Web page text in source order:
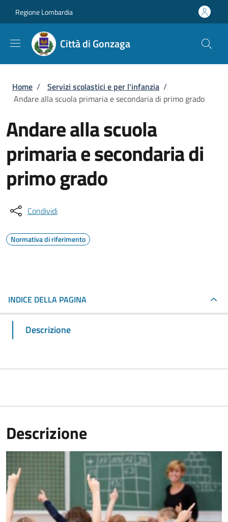
Regione Lombardia
Città di Gonzaga
Briciole di pane
Home / Servizi scolastici e per l'infanzia /
Andare alla scuola primaria e secondaria di primo grado
Andare alla scuola
primaria e secondaria di
primo grado
Condividi
Normativa di riferimento
INDICE DELLA PAGINA
Descrizione
Descrizione